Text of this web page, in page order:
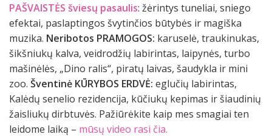
PAŠVAISTĖS šviesų pasaulis: žėrintys tuneliai, sniego
efektai, paslaptingos švytinčios būtybės ir magiška
muzika. Neribotos PRAMOGOS: karuselė, traukinukas,
šikšniukų kalva, veidrodžių labirintas, laipynės, turbo
mašinėlės, „Dino ralis“, piratų laivas, šaudykla ir mini
zoo. Šventinė KŪRYBOS ERDVĖ: eglučių labirintas,
Kalėdų senelio rezidencija, kūčiukų kepimas ir šiaudinių
žaisliukų dirbtuvės. Pažiūrėkite kaip mes smagiai ten
leidome laiką – mūsų video rasi čia.